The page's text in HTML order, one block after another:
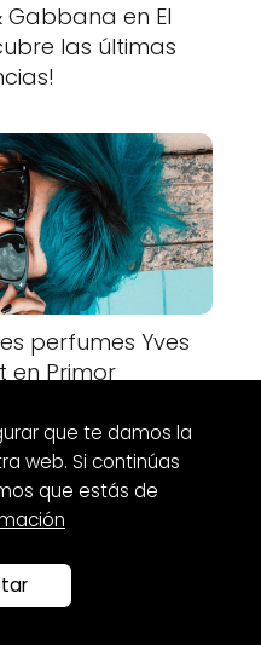
Gabbana en El
las últimas
perfumes Yves
en Primor
maquillaje en El Corte
que te damos la
web. Si continúas
que estás de